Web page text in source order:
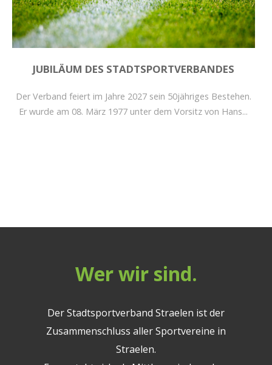
JUBILÄUM DES STADTSPORTVERBANDES
Der Verband feiert im Jahre 2027 sein 50jähriges Bestehen.
Er wurde am 08. März 1977 unter dem Vorsitz von Hans...
Wer wir sind.
Der Stadtsportverband Straelen ist der
Zusammenschluss aller Sportvereine in
Straelen.